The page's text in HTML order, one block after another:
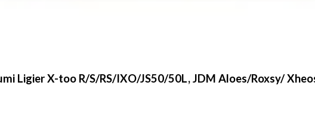
Ligier X-too R/S/RS/IXO/JS50/50L, JDM Aloes/Roxsy/